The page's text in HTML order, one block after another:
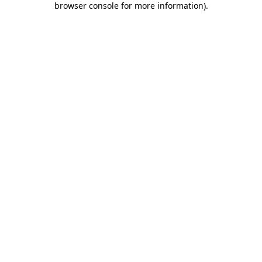
browser console for more information).